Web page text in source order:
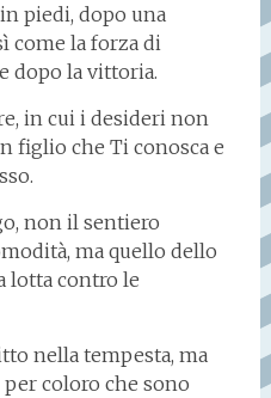
piedi, dopo una
come la forza di
dopo la vittoria.
in cui i desideri non
figlio che Ti conosca e
non il sentiero
ma quello dello
lotta contro le
nella tempesta, ma
coloro che sono